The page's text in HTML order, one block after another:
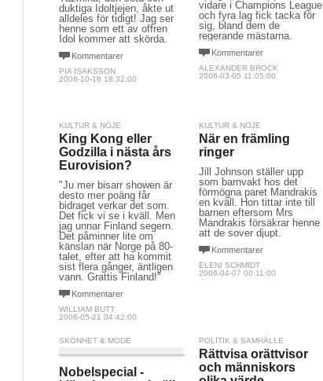
duktiga Idoltjejen, åkte ut
alldeles för tidigt! Jag ser
henne som ett av offren
Idol kommer att skörda.
Kommentarer
PIA ISAKSSON
2008-10-18 18:32:00
vidare i Champions League
och fyra lag fick tacka för
sig, bland dem de
regerande mästarna.
Kommentarer
ALEXANDER BROCK
2008-03-05 11:05:00
KULTUR & NÖJE
King Kong eller
Godzilla i nästa års
Eurovision?
"Ju mer bisarr showen är
desto mer poäng får
bidraget verkar det som.
Det fick vi se i kväll. Men
jag unnar Finland segern.
Det påminner lite om
känslan när Norge på 80-
talet, efter att ha kommit
sist flera gånger, äntligen
vann. Grattis Finland!"
Kommentarer
WILLIAM BUTT
2006-05-21 04:42:00
KULTUR & NÖJE
När en främling
ringer
Jill Johnson ställer upp
som barnvakt hos det
förmögna paret Mandrakis
en kväll. Hon tittar inte till
barnen eftersom Mrs
Mandrakis försäkrar henne
att de sover djupt.
Kommentarer
ELENI SCHMIDT
2006-04-07 00:11:00
SKÖNHET & MODE
Nobelspecial -
POLITIK & SAMHÄLLE
Rättvisa orättvisor
och människors